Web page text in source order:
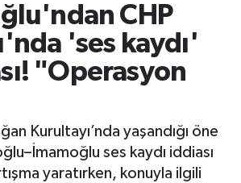
CHP
'ses kaydı'
"Operasyon
Kurultayı’nda yaşandığı öne
ses kaydı iddiası
yaratırken, konuyla ilgili
Durumu ve Fikstür